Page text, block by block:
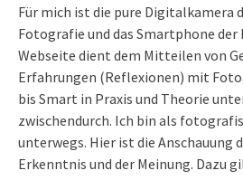
Für mich ist die pure Digitalkamera
Fotografie und das Smartphone der
Webseite dient dem Mitteilen von
Erfahrungen (Reflexionen) mit
bis Smart in Praxis und Theorie
zwischendurch. Ich bin als
unterwegs. Hier ist die Anschauung
Erkenntnis und der Meinung. Dazu